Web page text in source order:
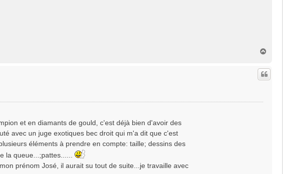
u
et en diamants de gould, c'est déjà bien d'avoir des
avec un juge exotiques bec droit qui m'a dit que c'est
éléments à prendre en compte: taille; dessins des
la queue...;pattes......
mon prénom José, il aurait su tout de suite...je travaille avec